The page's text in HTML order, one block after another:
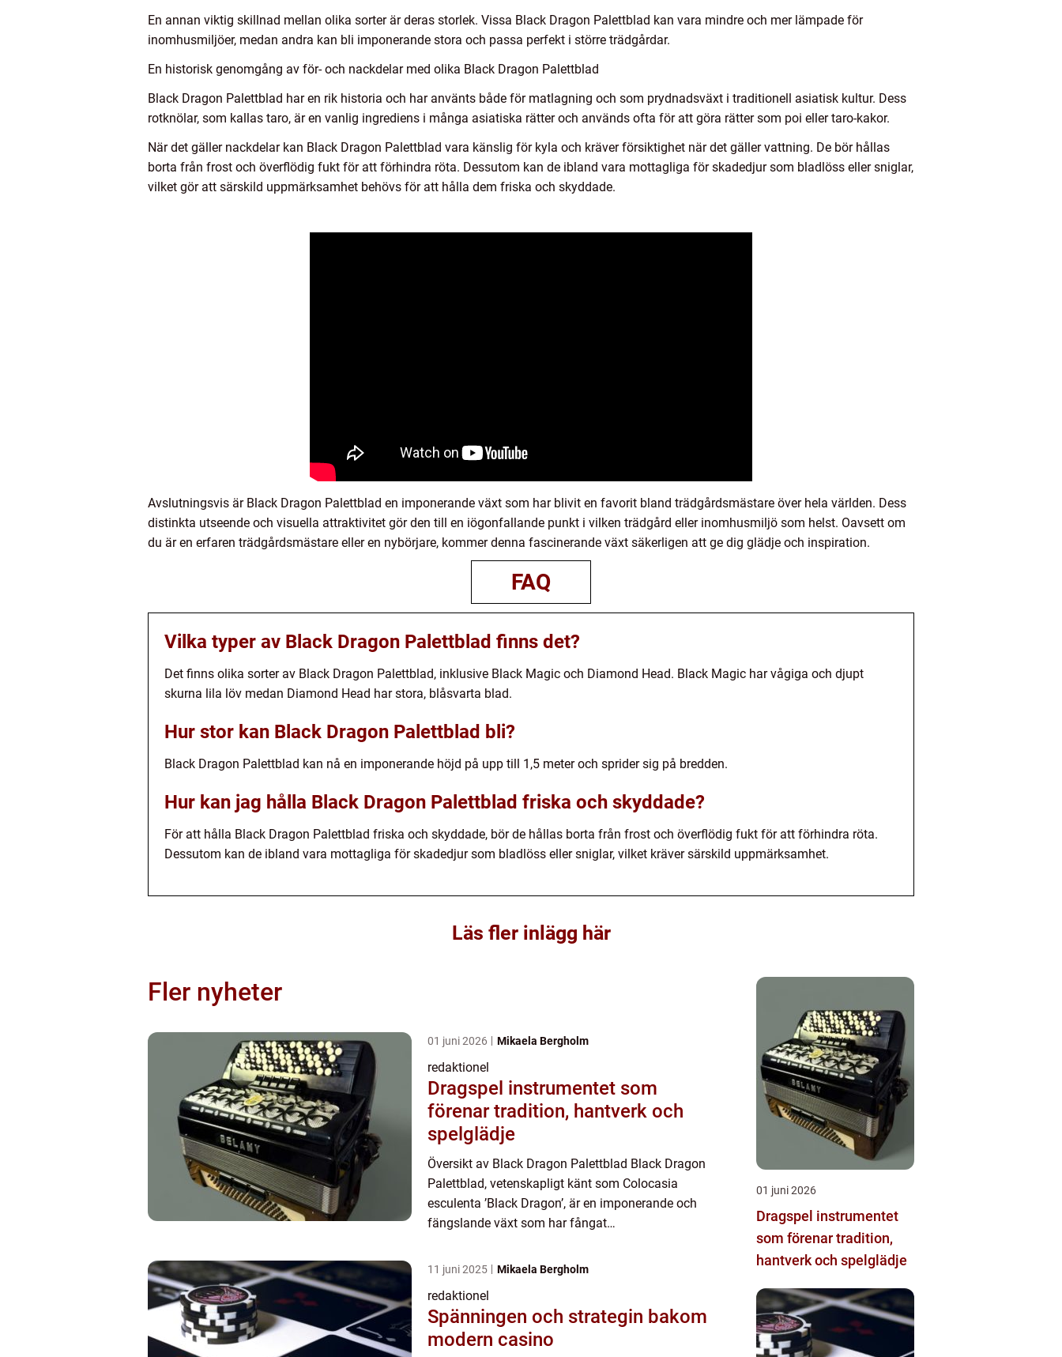
En annan viktig skillnad mellan olika sorter är deras storlek. Vissa Black Dragon Palettblad kan vara mindre och mer lämpade för
inomhusmiljöer, medan andra kan bli imponerande stora och passa perfekt i större trädgårdar.
En historisk genomgång av för- och nackdelar med olika Black Dragon Palettblad
Black Dragon Palettblad har en rik historia och har använts både för matlagning och som prydnadsväxt i traditionell asiatisk kultur. Dess
rotknölar, som kallas taro, är en vanlig ingrediens i många asiatiska rätter och används ofta för att göra rätter som poi eller taro-kakor.
När det gäller nackdelar kan Black Dragon Palettblad vara känslig för kyla och kräver försiktighet när det gäller vattning. De bör hållas
borta från frost och överflödig fukt för att förhindra röta. Dessutom kan de ibland vara mottagliga för skadedjur som bladlöss eller sniglar,
vilket gör att särskild uppmärksamhet behövs för att hålla dem friska och skyddade.
Avslutningsvis är Black Dragon Palettblad en imponerande växt som har blivit en favorit bland trädgårdsmästare över hela världen. Dess
distinkta utseende och visuella attraktivitet gör den till en iögonfallande punkt i vilken trädgård eller inomhusmiljö som helst. Oavsett om
du är en erfaren trädgårdsmästare eller en nybörjare, kommer denna fascinerande växt säkerligen att ge dig glädje och inspiration.
FAQ
Vilka typer av Black Dragon Palettblad finns det?
Det finns olika sorter av Black Dragon Palettblad, inklusive Black Magic och Diamond Head. Black Magic har vågiga och djupt
skurna lila löv medan Diamond Head har stora, blåsvarta blad.
Hur stor kan Black Dragon Palettblad bli?
Black Dragon Palettblad kan nå en imponerande höjd på upp till 1,5 meter och sprider sig på bredden.
Hur kan jag hålla Black Dragon Palettblad friska och skyddade?
För att hålla Black Dragon Palettblad friska och skyddade, bör de hållas borta från frost och överflödig fukt för att förhindra röta.
Dessutom kan de ibland vara mottagliga för skadedjur som bladlöss eller sniglar, vilket kräver särskild uppmärksamhet.
Läs fler inlägg här
Fler nyheter
01 juni 2026 Mikaela Bergholm
redaktionel
Dragspel instrumentet som
förenar tradition, hantverk och
spelglädje
Översikt av Black Dragon Palettblad Black Dragon
Palettblad, vetenskapligt känt som Colocasia
esculenta ’Black Dragon’, är en imponerande och
fängslande växt som har fångat
världen. Den är en medl...
11 juni 2025 Mikaela Bergholm
redaktionel
Spänningen och strategin bakom
modern casino
01 juni 2026
Dragspel instrumentet
som förenar tradition,
hantverk och spelglädje